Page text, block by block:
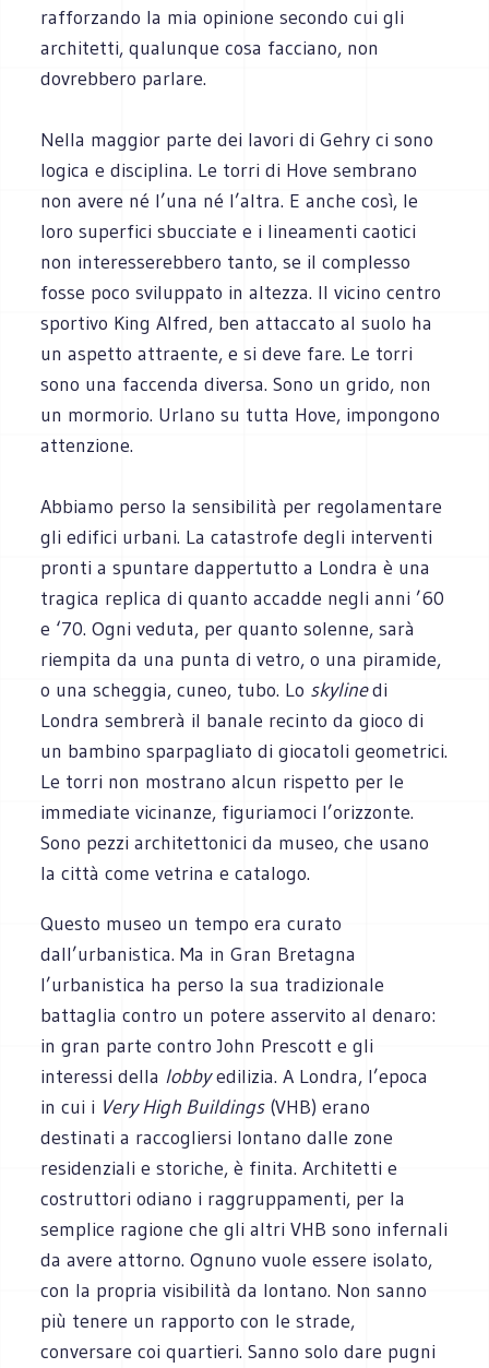
rafforzando la mia opinione secondo cui gli
architetti, qualunque cosa facciano, non
dovrebbero parlare.
Nella maggior parte dei lavori di Gehry ci sono
logica e disciplina. Le torri di Hove sembrano
non avere né l’una né l’altra. E anche così, le
loro superfici sbucciate e i lineamenti caotici
non interesserebbero tanto, se il complesso
fosse poco sviluppato in altezza. Il vicino centro
sportivo King Alfred, ben attaccato al suolo ha
un aspetto attraente, e si deve fare. Le torri
sono una faccenda diversa. Sono un grido, non
un mormorio. Urlano su tutta Hove, impongono
attenzione.
Abbiamo perso la sensibilità per regolamentare
gli edifici urbani. La catastrofe degli interventi
pronti a spuntare dappertutto a Londra è una
tragica replica di quanto accadde negli anni ’60
e ‘70. Ogni veduta, per quanto solenne, sarà
riempita da una punta di vetro, o una piramide,
o una scheggia, cuneo, tubo. Lo skylinedi
Londra sembrerà il banale recinto da gioco di
un bambino sparpagliato di giocatoli geometrici.
Le torri non mostrano alcun rispetto per le
immediate vicinanze, figuriamoci l’orizzonte.
Sono pezzi architettonici da museo, che usano
la città come vetrina e catalogo.
Questo museo un tempo era curato
dall’urbanistica. Ma in Gran Bretagna
l’urbanistica ha perso la sua tradizionale
battaglia contro un potere asservito al denaro:
in gran parte contro John Prescott e gli
interessi della lobbyedilizia. A Londra, l’epoca
in cui i Very High Buildings(VHB) erano
destinati a raccogliersi lontano dalle zone
residenziali e storiche, è finita. Architetti e
costruttori odiano i raggruppamenti, per la
semplice ragione che gli altri VHB sono infernali
da avere attorno. Ognuno vuole essere isolato,
con la propria visibilità da lontano. Non sanno
più tenere un rapporto con le strade,
conversare coi quartieri. Sanno solo dare pugni